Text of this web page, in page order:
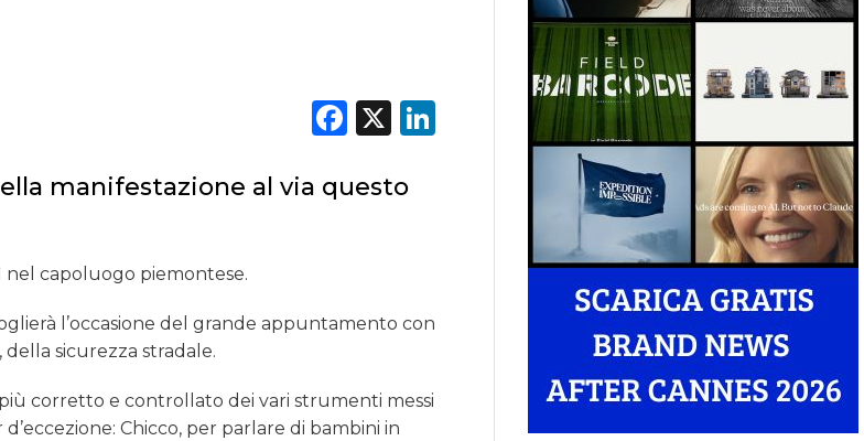
Facebook
X LinkedIn
manifestazione al via questo
capoluogo piemontese.
l’occasione del grande appuntamento con
sicurezza stradale.
corretto e controllato dei vari strumenti messi
Chicco, per parlare di bambini in